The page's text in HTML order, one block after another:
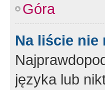
Góra
Na liście nie
języka lub